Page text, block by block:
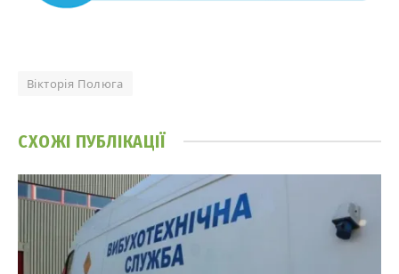
Вікторія Полюга
СХОЖІ ПУБЛІКАЦІЇ